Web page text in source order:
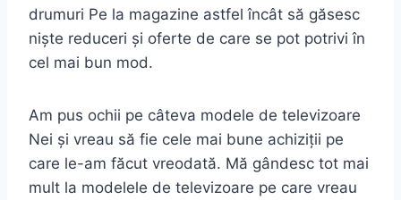
drumuri Pe la magazine astfel încât să găsesc
niște reduceri și oferte de care se pot potrivi în
cel mai bun mod.
Am pus ochii pe câteva modele de televizoare
Nei și vreau să fie cele mai bune achiziții pe
care le-am făcut vreodată. Mă gândesc tot mai
mult la modelele de televizoare pe care vreau